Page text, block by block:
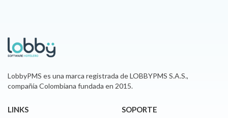
LobbyPMS es una marca registrada de LOBBYPMS S.A.S.,
compañía Colombiana fundada en 2015.
LINKS SOPORTE